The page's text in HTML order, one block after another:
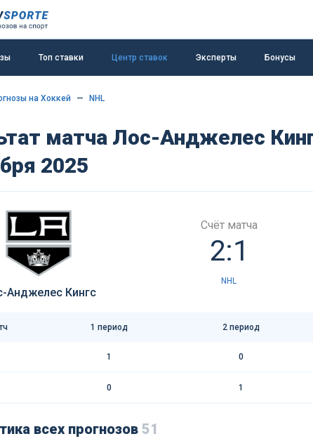
Топ ставки Центр ставок Эксперты Бонусы
на Хоккей NHL
матча Лос-Анджелес
2025
Анджелес Кингс
Счёт матча
2:1
NHL
1 период 2 период
1 0
0 1
всех прогнозов 51